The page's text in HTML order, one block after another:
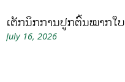
ເຕັກນິກການປູກຕົ້ນໝາກໃບ
July 16, 2026